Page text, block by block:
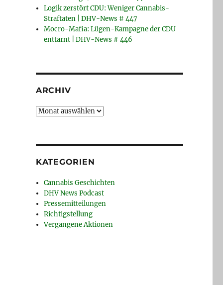
Logik zerstört CDU: Weniger Cannabis-
Straftaten | DHV-News # 447
Mocro-Mafia: Lügen-Kampagne der CDU
enttarnt | DHV-News # 446
ARCHIV
Archiv
KATEGORIEN
Cannabis Geschichten
DHV News Podcast
Pressemitteilungen
Richtigstellung
Vergangene Aktionen